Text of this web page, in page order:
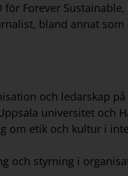
Forever
bland annat som
och ledarskap
universitet och
om etik och kultur i
och styrning i